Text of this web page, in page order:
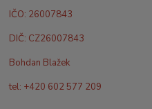
IČO: 26007843
DIČ: CZ26007843
Bohdan Blažek
tel: +420 602 577 209